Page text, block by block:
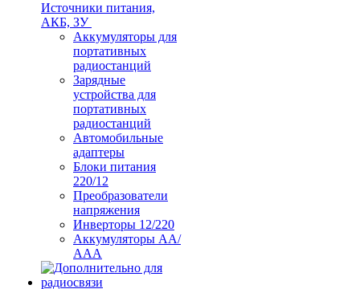
Источники питания,
АКБ, ЗУ
Аккумуляторы для
портативных
радиостанций
Зарядные
устройства для
портативных
радиостанций
Автомобильные
адаптеры
Блоки питания
220/12
Преобразователи
напряжения
Инверторы 12/220
Аккумуляторы АА/
ААА